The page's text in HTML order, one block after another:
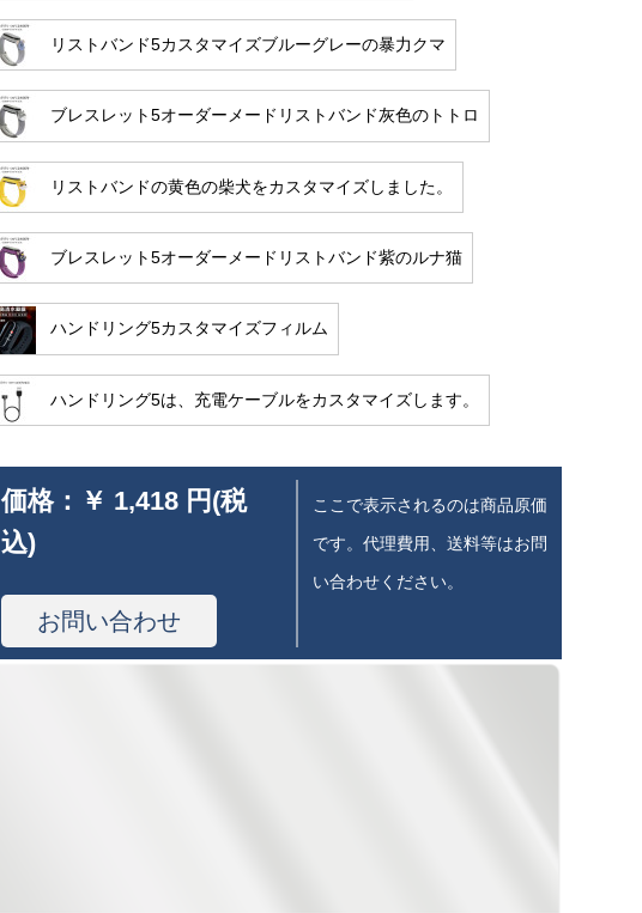
リストバンド5カスタマイズブルーグレーの暴力クマ
ブレスレット5オーダーメードリストバンド灰色のトトロ
リストバンドの黄色の柴犬をカスタマイズしました。
ブレスレット5オーダーメードリストバンド紫のルナ猫
ハンドリング5カスタマイズフィルム
ハンドリング5は、充電ケーブルをカスタマイズします。
価格： ￥ 1,418 円(税
込)
お問い合わせ
ここで表示されるのは商品原価
です。代理費用、送料等はお問
い合わせください。